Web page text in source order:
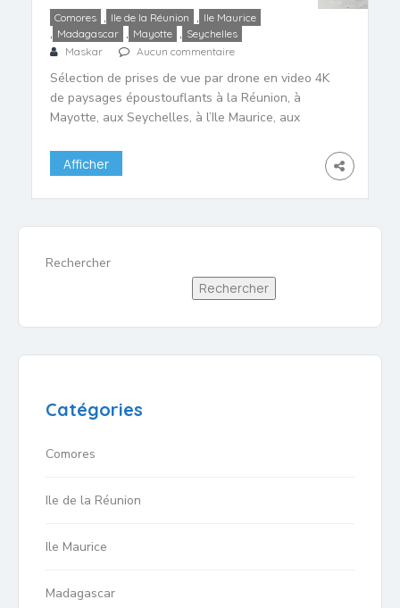
Comores , Ile de la Réunion , Ile Maurice
, Madagascar , Mayotte , Seychelles
Maskar
Aucun commentaire
Sélection de prises de vue par drone en video 4K
de paysages époustouflants à la Réunion, à
Mayotte, aux Seychelles, à l’Ile Maurice, aux
en proposer d’autres dans les commentaires s’ils
méritent de figurer dans cette liste La Réunion vu
du ciel Sebastien Lacour met en avant […]
Afficher
Rechercher
Rechercher
Catégories
Comores
Ile de la Réunion
Ile Maurice
Madagascar